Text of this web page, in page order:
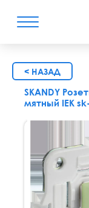
< НАЗАД
SKANDY
мятный IEK